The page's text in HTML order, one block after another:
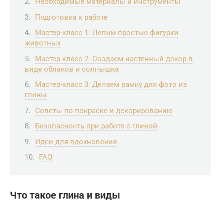
Подготовка к работе
Мастер-класс 1: Лепим простые фигурки
животных
Мастер-класс 2: Создаем настенный декор в
виде облаков и солнышка
Мастер-класс 3: Делаем рамку для фото из
глины
Советы по покраске и декорированию
Безопасность при работе с глиной
Идеи для вдохновения
FAQ
Что такое глина и виды